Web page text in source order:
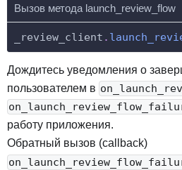
Вызов метода launch_review_flow
_review_client .
Дождитесь уведомления о
пользователем в
работу приложения.
Обратный вызов (callback)